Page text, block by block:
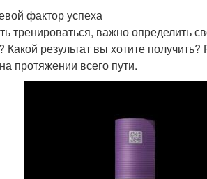
фактор успеха
тренироваться, важно определить
Какой результат вы хотите
протяжении всего пути.